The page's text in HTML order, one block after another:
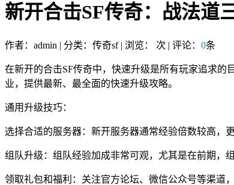
新开合击SF传奇：战法道
作者：admin | 分类：传奇sf | 浏览： 次 | 评论： 0条
在新开的合击SF传奇中，快速升级是所有玩家追求
业，提供最新、最全面的快速升级攻略。
通用升级技巧：
选择合适的服务器：新开服务器通常经验倍数较高，
组队升级：组队经验加成非常可观，尤其是在前期，
领取礼包和福利：关注官方论坛、微信公众号等渠道